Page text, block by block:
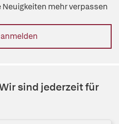
mehr verpassen
sind jederzeit für